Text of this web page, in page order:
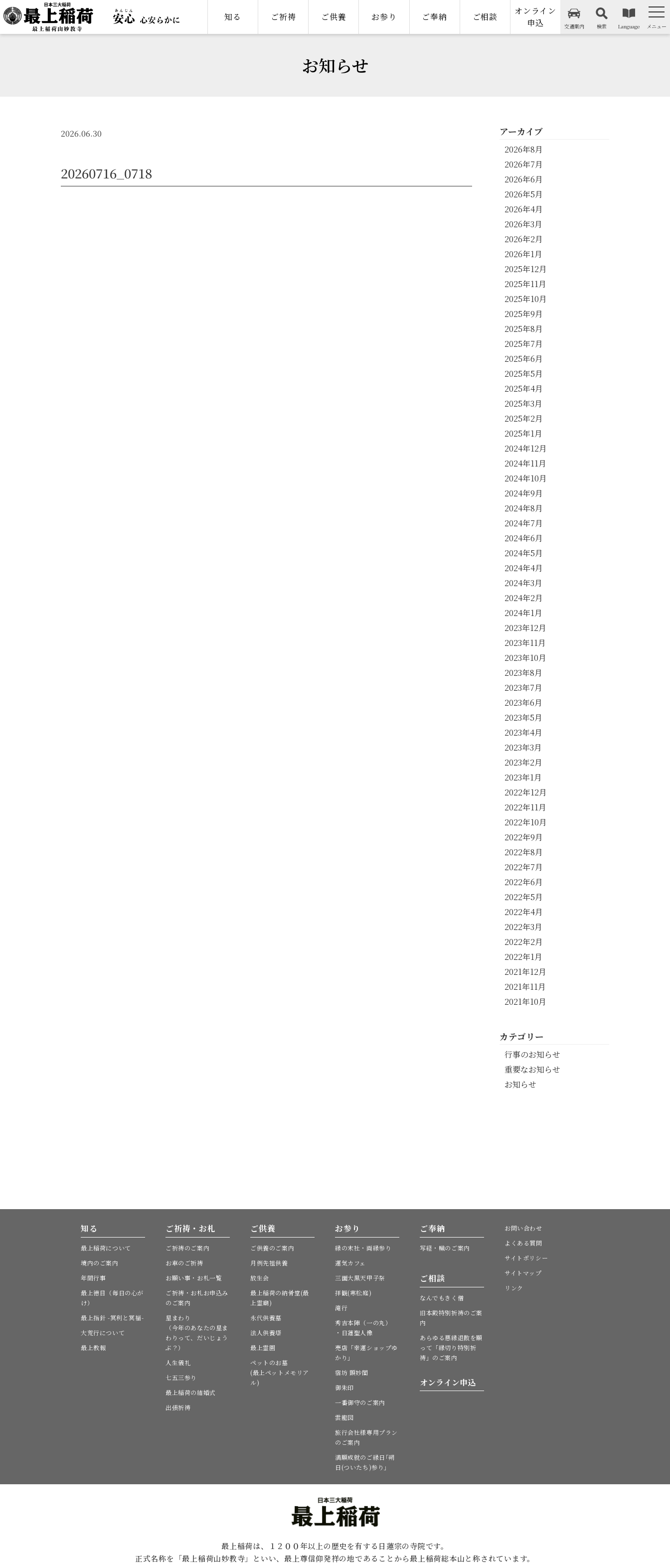
知る ご祈祷 ご供養 お参り ご奉納 ご相談
オンライン
申込
交通案内 検索 Language メニュー
お知らせ
2026.06.30
20260716_0718
アーカイブ
2026年8月
2026年7月
2026年6月
2026年5月
2026年4月
2026年3月
2026年2月
2026年1月
2025年12月
2025年11月
2025年10月
2025年9月
2025年8月
2025年7月
2025年6月
2025年5月
2025年4月
2025年3月
2025年2月
2025年1月
2024年12月
2024年11月
2024年10月
2024年9月
2024年8月
2024年7月
2024年6月
2024年5月
2024年4月
2024年3月
2024年2月
2024年1月
2023年12月
2023年11月
2023年10月
2023年8月
2023年7月
2023年6月
2023年5月
2023年4月
2023年3月
2023年2月
2023年1月
2022年12月
2022年11月
2022年10月
2022年9月
2022年8月
2022年7月
2022年6月
2022年5月
2022年4月
2022年3月
2022年2月
2022年1月
2021年12月
2021年11月
2021年10月
カテゴリー
行事のお知らせ
重要なお知らせ
お知らせ
知る
最上稲荷について
境内のご案内
年間行事
最上徳目（毎日の心が
け）
最上指針 -冥利と冥福-
大荒行について
最上教報
ご祈祷・お札
ご祈祷のご案内
お車のご祈祷
お願い事・お札一覧
ご祈祷・お札お申込み
のご案内
星まわり
（今年のあなたの星ま
わりって、だいじょう
ぶ？）
人生儀礼
七五三参り
最上稲荷の結婚式
出張祈祷
ご供養
ご供養のご案内
月例先祖供養
放生会
最上稲荷の納骨堂(最
上霊廟)
永代供養墓
法人供養塔
最上霊園
ペットのお墓
(最上ペットメモリア
ル)
お参り
縁の末社・両縁参り
運気カフェ
三面大黒天甲子祭
拝観(寒松庭)
滝行
秀吉本陣（一の丸）
・日蓮聖人像
売店「幸運ショップゆ
かり」
宿坊 顕妙閣
御朱印
一番御守のご案内
雲龍図
旅行会社様専用プラン
のご案内
満願成就のご縁日｢朔
日(ついたち)参り｣
ご奉納
写経・幟のご案内
ご相談
なんでもきく僧
旧本殿特別祈祷のご案
内
あらゆる悪縁退散を願
って「縁切り特別祈
祷」のご案内
オンライン申込
お問い合わせ
よくある質問
サイトポリシー
サイトマップ
リンク
最上稲荷は、１２００年以上の歴史を有する 日蓮宗の寺院です。
正式名称を「最上稲荷山妙教寺」といい、最上尊信仰発祥の地であることから最上稲荷総本山と称されています。